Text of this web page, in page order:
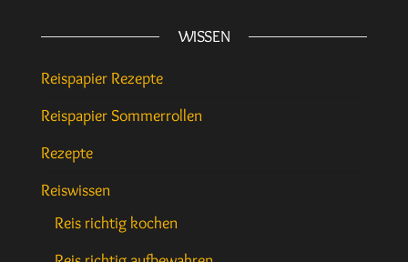
WISSEN
Reispapier Rezepte
Reispapier Sommerrollen
Rezepte
Reiswissen
Reis richtig kochen